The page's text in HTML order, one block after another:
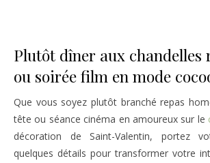
Plutôt dîner aux chandelles
ou soirée film en mode
Que vous soyez plutôt branché repas
tête ou séance cinéma en amoureux sur le
décoration de Saint-Valentin, portez
quelques détails pour transformer votre